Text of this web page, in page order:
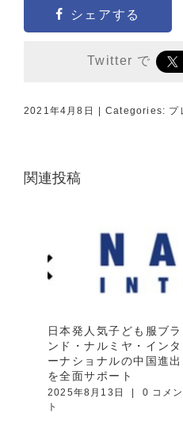
シェアする
Twitter で
2021年4月8日 Categories: プ
関連投稿
日本発人気子ども服ブラ
ンド・ナルミヤ・インタ
ーナショナルの中国進出
を全面サポート
2025年8月13日 |
0 コメン